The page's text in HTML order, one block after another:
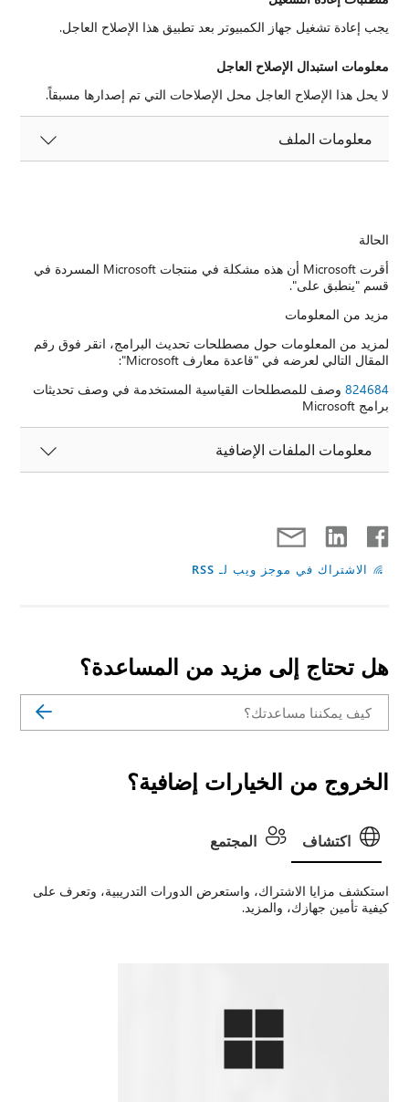
يجب إعادة تشغيل جهاز الكمبيوتر بعد تطبيق هذا الإصلاح العاجل.
معلومات استبدال الإصلاح العاجل
لا يحل هذا الإصلاح العاجل محل الإصلاحات التي تم إصدارها مسبقاً.
معلومات الملف
الحالة
أقرت Microsoft أن هذه مشكلة في منتجات Microsoft المسردة في
قسم "ينطبق على".
مزيد من المعلومات
لمزيد من المعلومات حول مصطلحات تحديث البرامج، انقر فوق رقم
المقال التالي لعرضه في "قاعدة معارف Microsoft":
824684 وصف للمصطلحات القياسية المستخدمة في وصف تحديثات
برامج Microsoft
معلومات الملفات الإضافية
الاشتراك في موجز ويب لـ RSS
هل تحتاج إلى مزيد من المساعدة؟
الخروج من الخيارات إضافية؟
اكتشاف المجتمع
استكشف مزايا الاشتراك، واستعرض الدورات التدريبية، وتعرف على
كيفية تأمين جهازك، والمزيد.